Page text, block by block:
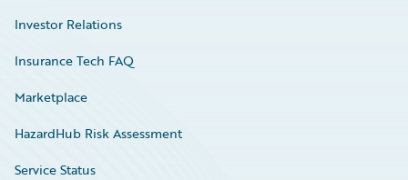
Investor Relations
Insurance Tech FAQ
Marketplace
HazardHub Risk Assessment
Service Status